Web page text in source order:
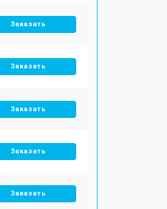
Заказать
Заказать
Заказать
Заказать
Заказать